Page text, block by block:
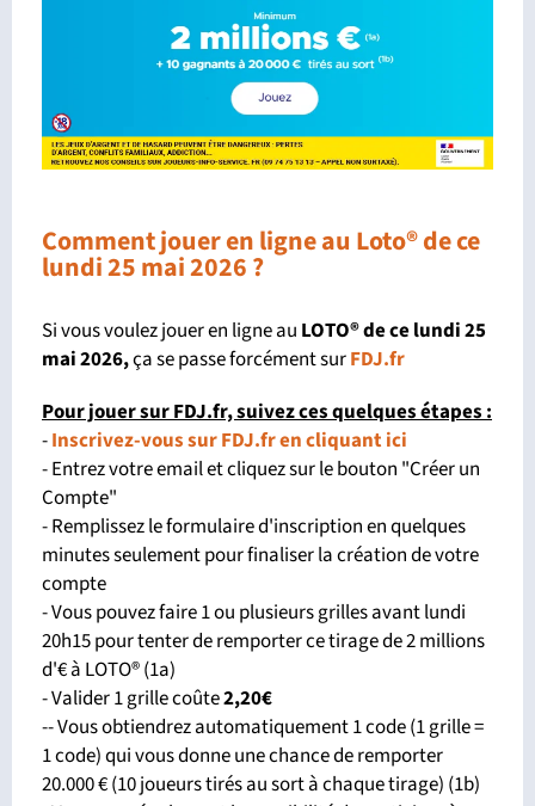
Comment jouer en ligne au Loto® de ce
lundi 25 mai 2026 ?
Si vous voulez jouer en ligne au LOTO® de ce lundi 25
mai 2026,ça se passe forcément surFDJ.fr
Pour jouer sur FDJ.fr, suivez ces quelques étapes :
-Inscrivez-vous sur FDJ.fr en cliquant ici
- Entrez votre email et cliquez sur le bouton "Créer un
Compte"
- Remplissez le formulaire d'inscription en quelques
minutes seulement pour finaliser la création de votre
compte
- Vous pouvez faire 1 ou plusieurs grilles avant lundi
20h15 pour tenter de remporter ce tirage de 2 millions
d'€ à LOTO® (1a)
- Valider 1 grille coûte2,20€
-- Vous obtiendrez automatiquement 1 code (1 grille =
1 code) qui vous donne une chance de remporter
20.000 € (10 joueurs tirés au sort à chaque tirage) (1b)